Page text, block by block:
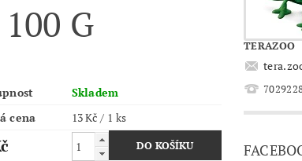
G
Skladem
cena
13 Kč / 1 ks
TERAZOO